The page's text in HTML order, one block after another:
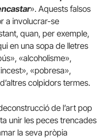
». Aquests falsos
a involucrar-se
quan, per exemple,
en una sopa de lletres
«alcoholisme»,
«pobresa»,
colpidors termes.
de l’art pop
unir les peces trencades
la seva pròpia